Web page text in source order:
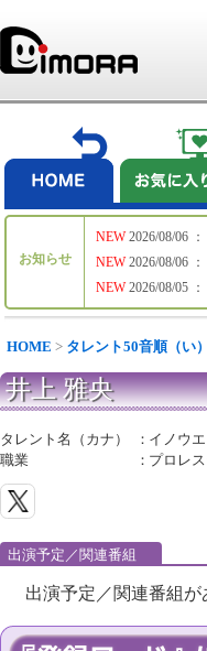
お知らせ
NEW
NEW
NEW
2026/08/06
2026/08/06
2026/08/05
HOME > タレント50音順（い）
井上 雅央
タレント名（カナ） ： イノウ
職業
： プロレ
出演予定／関連番組
出演予定／関連番組が